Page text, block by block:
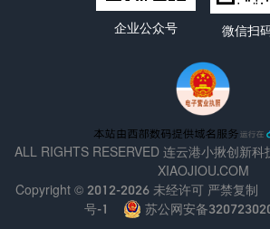
企业公众号 微信扫
ALL RIGHTS RESERVED 连云港小揪创新
XIAOJIOU.COM
Copyright © 2012-2026 未经许可 严禁复制
号-1
苏公网安备